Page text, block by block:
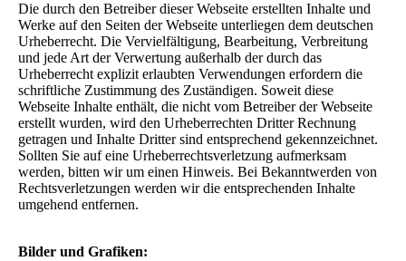
Die durch den Betreiber dieser Webseite erstellten Inhalte und
Werke auf den Seiten der Webseite unterliegen dem deutschen
Urheberrecht. Die Vervielfältigung, Bearbeitung, Verbreitung
und jede Art der Verwertung außerhalb der durch das
Urheberrecht explizit erlaubten Verwendungen erfordern die
schriftliche Zustimmung des Zuständigen. Soweit diese
Webseite Inhalte enthält, die nicht vom Betreiber der Webseite
erstellt wurden, wird den Urheberrechten Dritter Rechnung
getragen und Inhalte Dritter sind entsprechend gekennzeichnet.
Sollten Sie auf eine Urheberrechtsverletzung aufmerksam
werden, bitten wir um einen Hinweis. Bei Bekanntwerden von
Rechtsverletzungen werden wir die entsprechenden Inhalte
umgehend entfernen.
Bilder und Grafiken: